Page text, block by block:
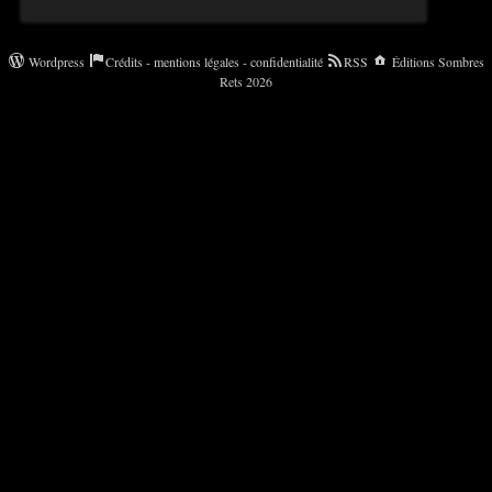
Wordpress Crédits - mentions légales - confidentialité RSS
Éditions Sombres
Rets 2026